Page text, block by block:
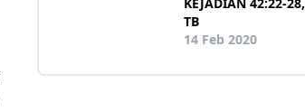
TB
14 Feb 2020